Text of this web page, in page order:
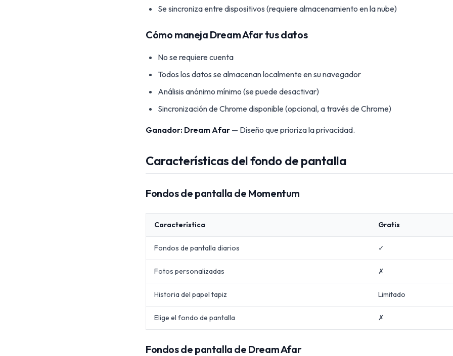
Se sincroniza entre dispositivos (requiere almacenamiento en la nube)
Cómo maneja Dream Afar tus datos
No se requiere cuenta
Todos los datos se almacenan localmente en su navegador
Análisis anónimo mínimo (se puede desactivar)
Sincronización de Chrome disponible (opcional, a través de Chrome)
Ganador: Dream Afar — Diseño que prioriza la privacidad.
Características del fondo de pantalla
Fondos de pantalla de Momentum
Característica Gratis
Fondos de pantalla diarios ✓
Fotos personalizadas ✗
Historia del papel tapiz Limitado
Elige el fondo de pantalla ✗
Fondos de pantalla de Dream Afar